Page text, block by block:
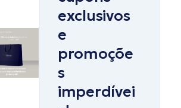
exclusivos
e
promoçõe
s
imperdívei